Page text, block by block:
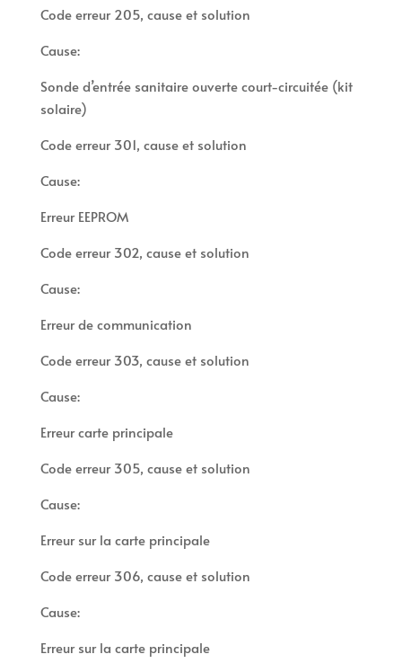
Code erreur 205, cause et solution
Cause:
Sonde d’entrée sanitaire ouverte court-circuitée (kit
solaire)
Code erreur 301, cause et solution
Cause:
Erreur EEPROM
Code erreur 302, cause et solution
Cause:
Erreur de communication
Code erreur 303, cause et solution
Cause:
Erreur carte principale
Code erreur 305, cause et solution
Cause:
Erreur sur la carte principale
Code erreur 306, cause et solution
Cause:
Erreur sur la carte principale